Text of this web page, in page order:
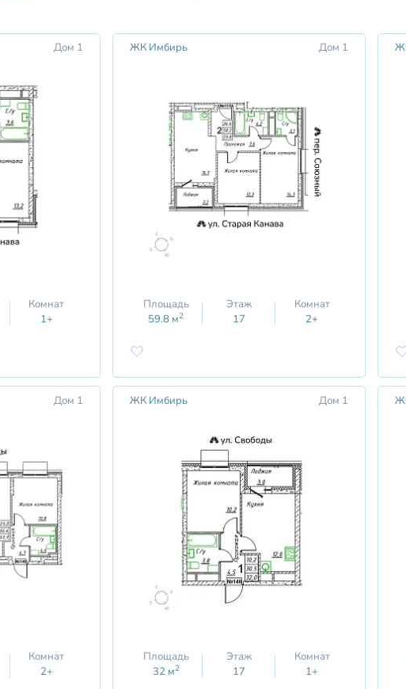
Дом 1
Комнат
1+
ЖК Имбирь Дом 1
Площадь
59.8 м2
Этаж
17
Комнат
2+
Дом 1
Комнат
2+
ЖК Имбирь Дом 1
Площадь
32 м2
Этаж
17
Комнат
1+